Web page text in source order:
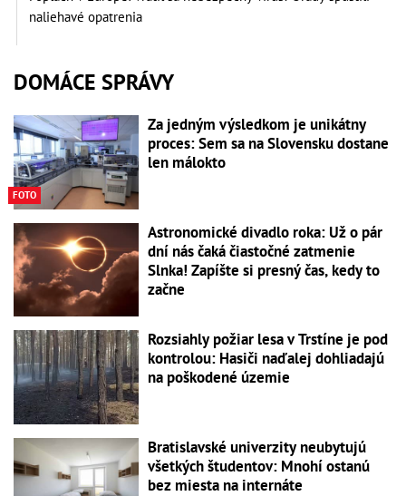
naliehavé opatrenia
DOMÁCE SPRÁVY
FOTO
Za jedným výsledkom je unikátny
proces: Sem sa na Slovensku dostane
len málokto
Astronomické divadlo roka: Už o pár
dní nás čaká čiastočné zatmenie
Slnka! Zapíšte si presný čas, kedy to
začne
Rozsiahly požiar lesa v Trstíne je pod
kontrolou: Hasiči naďalej dohliadajú
na poškodené územie
Bratislavské univerzity neubytujú
všetkých študentov: Mnohí ostanú
bez miesta na internáte